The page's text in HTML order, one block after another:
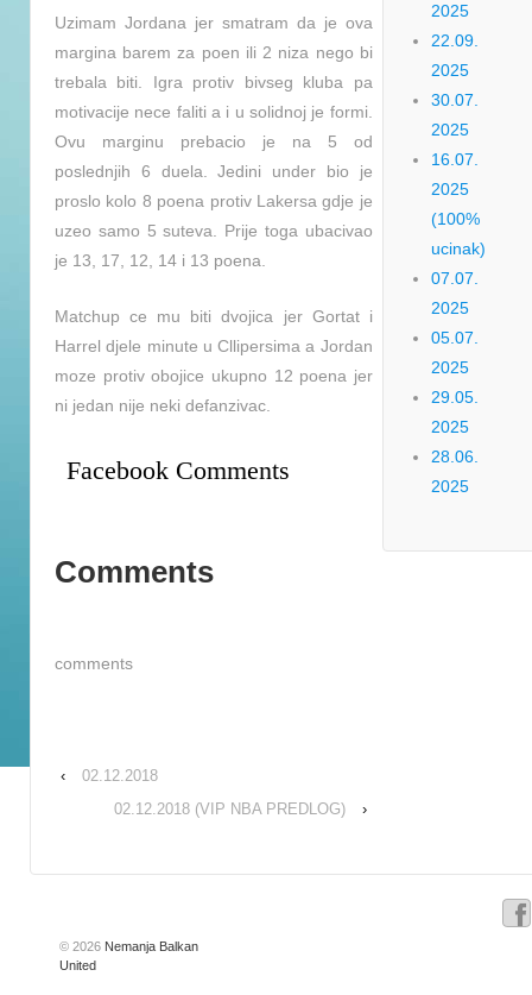
Uzimam Jordana jer smatram da je ova
margina barem za poen ili 2 niza nego bi
trebala biti. Igra protiv bivseg kluba pa
motivacije nece faliti a i u solidnoj je formi.
Ovu marginu prebacio je na 5 od
poslednjih 6 duela. Jedini under bio je
proslo kolo 8 poena protiv Lakersa gdje je
uzeo samo 5 suteva. Prije toga ubacivao
je 13, 17, 12, 14 i 13 poena.
Matchup ce mu biti dvojica jer Gortat i
Harrel djele minute u Cllipersima a Jordan
moze protiv obojice ukupno 12 poena jer
ni jedan nije neki defanzivac.
Facebook Comments
Comments
comments
‹
02.12.2018
02.12.2018 (VIP NBA PREDLOG)
›
2025
22.09.
2025
30.07.
2025
16.07.
2025
(100%
ucinak)
07.07.
2025
05.07.
2025
29.05.
2025
28.06.
2025
© 2026 Nemanja Balkan
United